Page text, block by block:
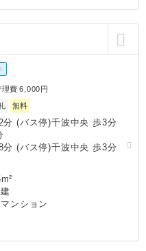
理費 6,000円
無料
分 (バス停)千波中央 歩3分
分 (バス停)千波中央 歩3分
ンション